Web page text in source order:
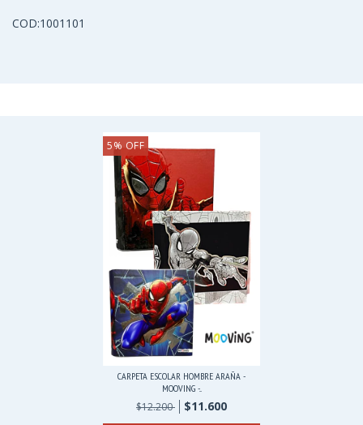
COD:1001101
5%OFF
CARPETA ESCOLAR HOMBRE ARAÑA -
MOOVING -...
$12.200 $11.600